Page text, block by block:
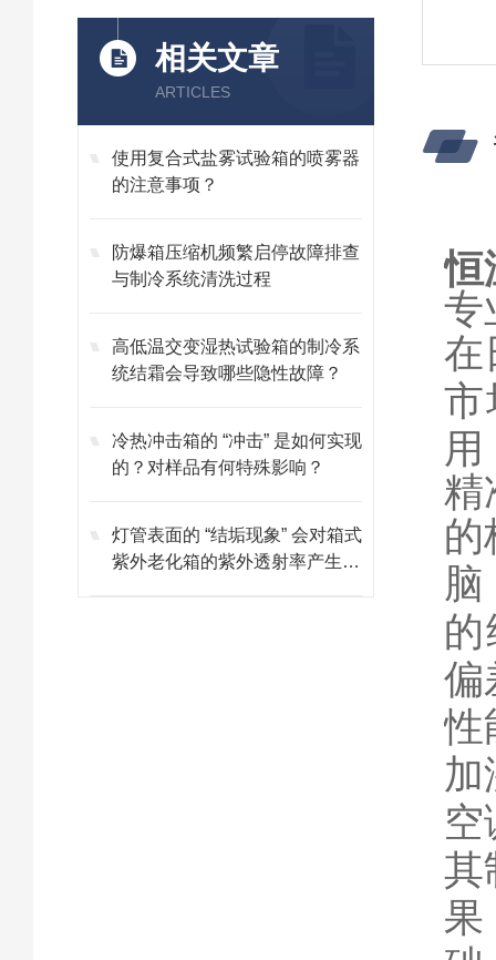
相关文章
ARTICLES
使用复合式盐雾试验箱的喷雾器
的注意事项？
防爆箱压缩机频繁启停故障排查
与制冷系统清洗过程
高低温交变湿热试验箱的制冷系
统结霜会导致哪些隐性故障？
冷热冲击箱的 “冲击” 是如何实现
的？对样品有何特殊影响？
灯管表面的 “结垢现象” 会对箱式
紫外老化箱的紫外透射率产生多
恒
专
在
市
精
的
偏
性
加
其
果